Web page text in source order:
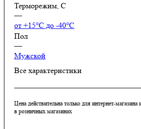
Терморежим, C
—
от +15°С до -40°С
Пол
—
Мужской
Все характеристики
Цена действительна только для интернет-
в розничных магазинах